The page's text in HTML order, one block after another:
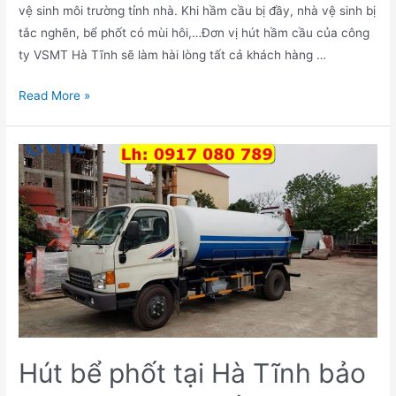
vệ sinh môi trường tỉnh nhà. Khi hầm cầu bị đầy, nhà vệ sinh bị
tắc nghẽn, bể phốt có mùi hôi,…Đơn vị hút hầm cầu của công
ty VSMT Hà Tĩnh sẽ làm hài lòng tất cả khách hàng …
Dịch
hầm
vệ
sinh
Hà
Tĩnh
giá
rẻ
giá
chỉ
từ
200k.
Read More »
Hút bể phốt tại Hà Tĩnh bảo